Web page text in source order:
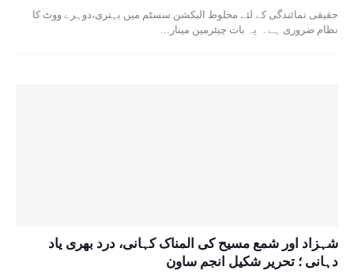
حقیقی نمائندگی کے لئے مخلوط الیکشن سسٹم میں بہتری،دوہرے ووٹ کا
نظام ضروری ہے۔ یہ بات چیئرمین مینار…
شہزاد اور شمع مسیح کی المناک کہانی، درد بھری یاد
دہانی ؛ تحریر شکیل انجم ساون